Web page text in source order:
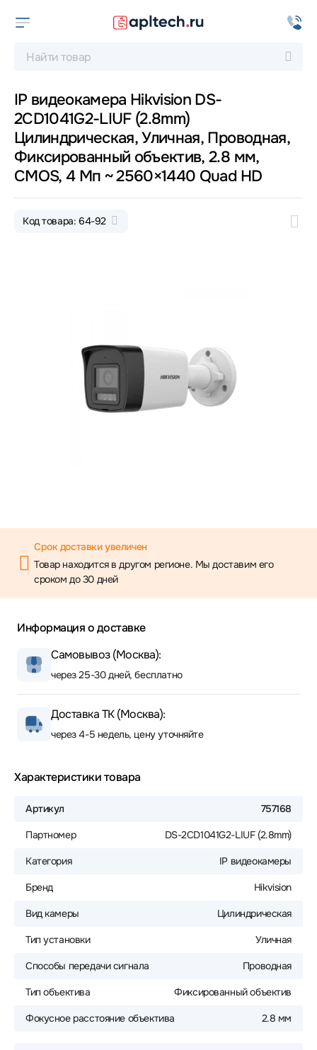
IP видеокамера Hikvision DS-
2CD1041G2-LIUF (2.8mm)
Цилиндрическая, Уличная, Проводная,
Фиксированный объектив, 2.8 мм,
CMOS, 4 Мп ~ 2560×1440 Quad HD
Код товара: 64-92
Срок доставки увеличен
Товар находится в другом регионе. Мы доставим его
сроком до 30 дней
Информация о доставке
Самовывоз (Москва):
через 25-30 дней, бесплатно
Доставка ТК (Москва):
через 4-5 недель, цену уточняйте
Характеристики товара
Артикул 757168
Партномер DS-2CD1041G2-LIUF (2.8mm)
Категория IP видеокамеры
Бренд Hikvision
Вид камеры Цилиндрическая
Тип установки Уличная
Способы передачи сигнала Проводная
Тип объектива Фиксированный объектив
Фокусное расстояние объектива 2.8 мм